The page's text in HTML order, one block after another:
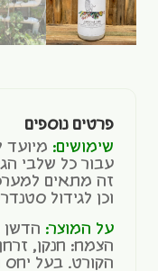
פרטים נוספים
שימושים: מיועד
עבור כל שלבי
זה מתאים
וכן לגידול
על המוצר: הדשן
הצמח: חנקן,
הקורט. בעל יחס